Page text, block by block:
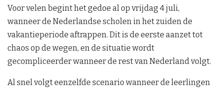
Voor velen begint het gedoe al op vrijdag 4 juli,
wanneer de Nederlandse scholen in het zuiden de
vakantieperiode aftrappen. Dit is de eerste aanzet tot
chaos op de wegen, en de situatie wordt
gecompliceerder wanneer de rest van Nederland volgt.
Al snel volgt eenzelfde scenario wanneer de leerlingen